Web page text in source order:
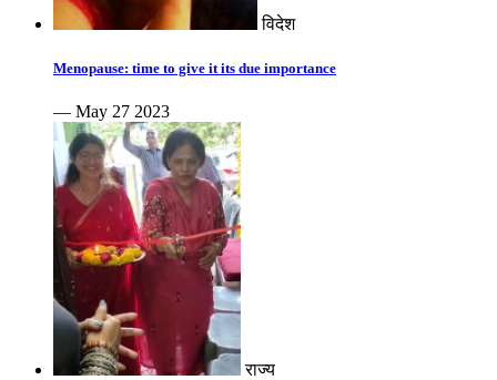
विदेश
Menopause: time to give it its due importance
— May 27 2023
राज्य